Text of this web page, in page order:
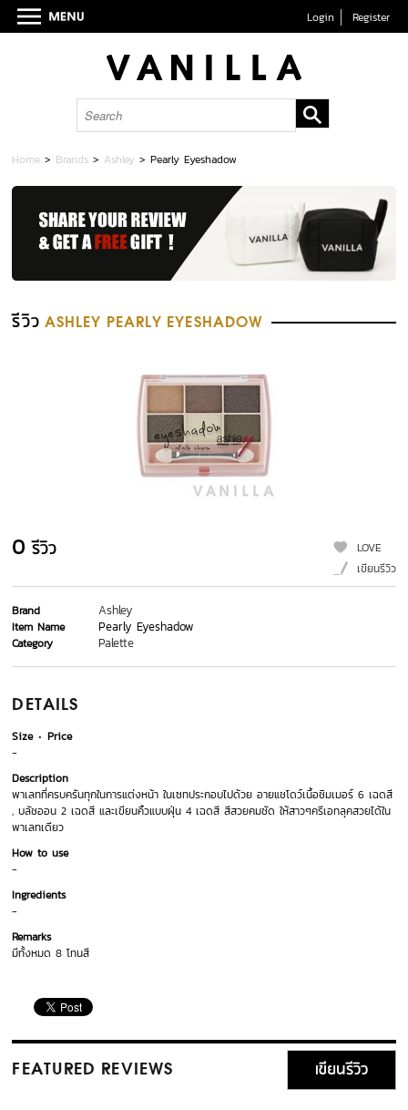
Login Register
Home > Brands > Ashley >Pearly Eyeshadow
รีวิว ASHLEY PEARLY EYESHADOW
0 รีวิว
LOVE
เขียนรีวิว
Brand Ashley
Item Name Pearly Eyeshadow
Category Palette
DETAILS
Size
Price
-
Description
พาเลทที่ครบครันทุกในการแต่งหน้า ในเซทประกอบไปด้วย อายแชโดว์เนื้อชิมเมอร์ 6 เฉดสี
, บลัชออน 2 เฉดสี และเขียนคิ้วแบบฝุ่น 4 เฉดสี สีสวยคมชัด ให้สาวๆครีเอทลุคสวยได้ใน
พาเลทเดียว
How to use
-
Ingredients
-
Remarks
มีทั้งหมด 8 โทนสี
FEATURED REVIEWS เขียนรีวิว